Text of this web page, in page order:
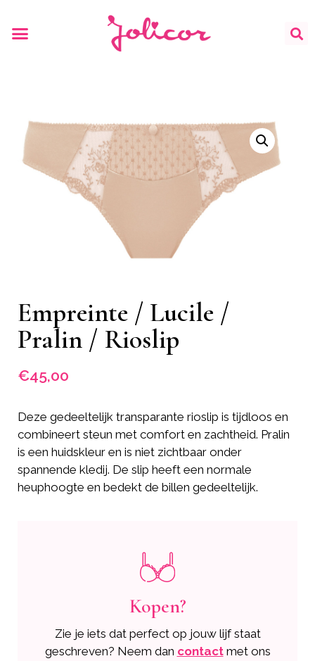
Empreinte / Lucile /
Pralin / Rioslip
€45,00
Deze gedeeltelijk transparante rioslip is tijdloos en
combineert steun met comfort en zachtheid. Pralin
is een huidskleur en is niet zichtbaar onder
spannende kledij. De slip heeft een normale
heuphoogte en bedekt de billen gedeeltelijk.
Kopen?
Zie je iets dat perfect op jouw lijf staat
geschreven? Neem dan contact met ons